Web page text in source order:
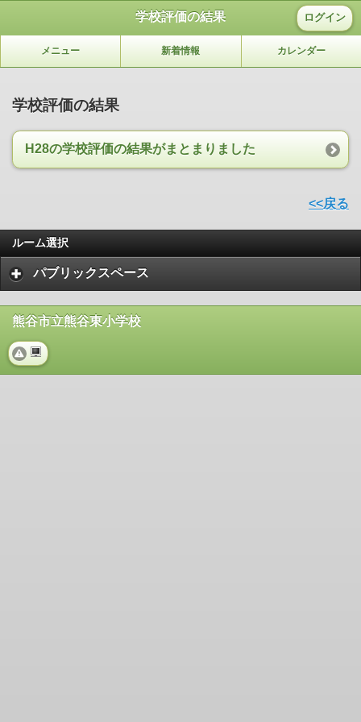
学校評価の結果 ログイン
メニュー 新着情報 カレンダー
学校評価の結果
H28の学校評価の結果がまとまりました
<<戻る
ルーム選択
パブリックスペース
熊谷市立熊谷東小学校